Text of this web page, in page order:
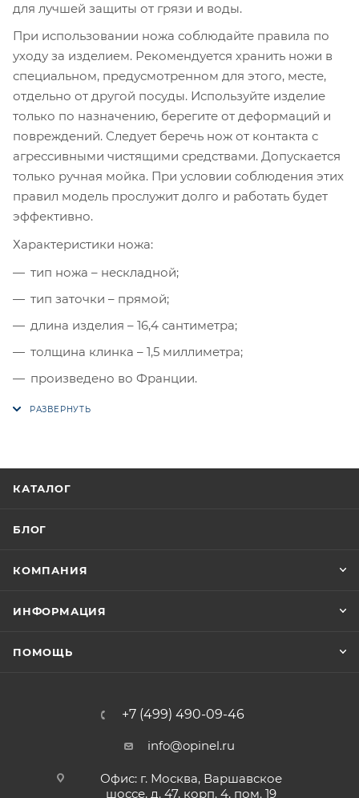
для лучшей защиты от грязи и воды.
При использовании ножа соблюдайте правила по
уходу за изделием. Рекомендуется хранить ножи в
специальном, предусмотренном для этого, месте,
отдельно от другой посуды. Используйте изделие
только по назначению, берегите от деформаций и
повреждений. Следует беречь нож от контакта с
агрессивными чистящими средствами. Допускается
только ручная мойка. При условии соблюдения этих
правил модель прослужит долго и работать будет
эффективно.
Характеристики ножа:
тип ножа – нескладной;
тип заточки – прямой;
длина изделия – 16,4 сантиметра;
толщина клинка – 1,5 миллиметра;
произведено во Франции.
КАТАЛОГ
БЛОГ
КОМПАНИЯ
ИНФОРМАЦИЯ
ПОМОЩЬ
+7 (499) 490-09-46
info@opinel.ru
Офис: г. Москва, Варшавское
шоссе, д. 47, корп. 4, пом. 19